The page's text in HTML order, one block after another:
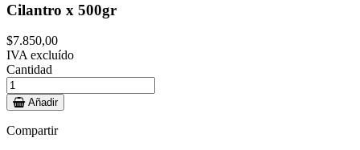
Cilantro x 500gr
$7.850,00
IVA excluído
Cantidad
Añadir
Compartir